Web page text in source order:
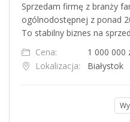
Sprzedam firmę z branży
ogólnodostępnej z ponad
To stabilny biznes na
Cena:
1 000 000
Lokalizacja:
Białystok